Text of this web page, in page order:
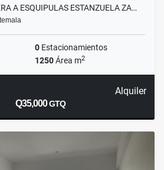
A ESQUIPULAS ESTANZUELA ZA…
0 Estacionamientos
1250Área m2
Alquiler
Q35,000GTQ